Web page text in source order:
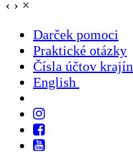
‹ › ×
Darček pomoci
Praktické otázky
Čísla účtov krajín
English